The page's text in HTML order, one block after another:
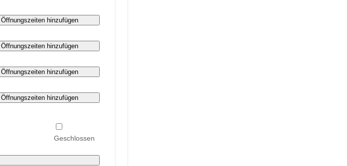
Öffnungszeiten hinzufügen
Öffnungszeiten hinzufügen
Öffnungszeiten hinzufügen
Öffnungszeiten hinzufügen